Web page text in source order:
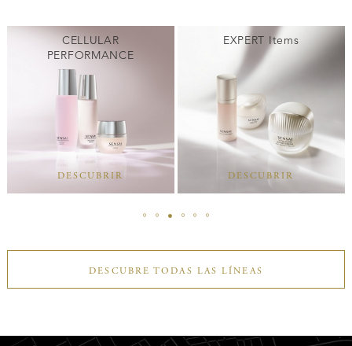
CELLULAR
PERFORMANCE
DESCUBRIR
EXPERT Items
DESCUBRIR
DESCUBRE TODAS LAS LÍNEAS